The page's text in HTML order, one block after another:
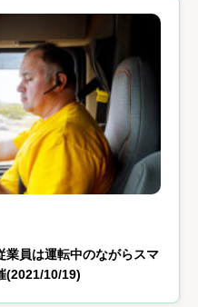
業員は運転中のながらスマ
(2021/10/19)